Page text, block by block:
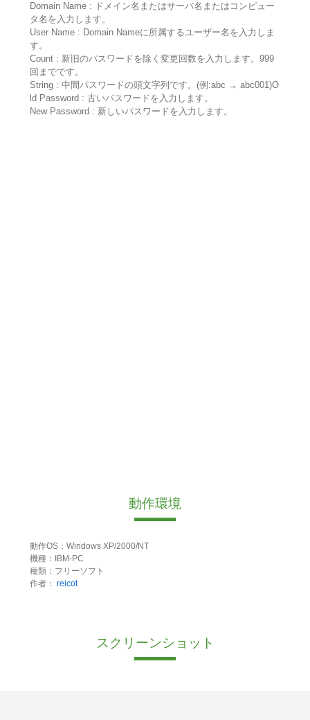
Domain Name : ドメイン名またはサーバ名またはコンピュー
タ名を入力します。
User Name : Domain Nameに所属するユーザー名を入力しま
す。
Count : 新旧のパスワードを除く変更回数を入力します。999
回までです。
String : 中間パスワードの頭文字列です。(例:abc → abc001)O
ld Password : 古いパスワードを入力します。
New Password : 新しいパスワードを入力します。
動作環境
動作OS：Windows XP/2000/NT
機種：IBM-PC
種類：フリーソフト
作者： reicot
スクリーンショット